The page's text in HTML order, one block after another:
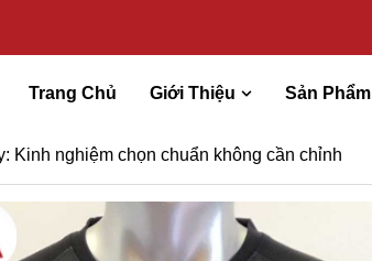
Trang Chủ Giới Thiệu Sản Phẩm
Kinh nghiệm chọn chuẩn không cần chỉnh